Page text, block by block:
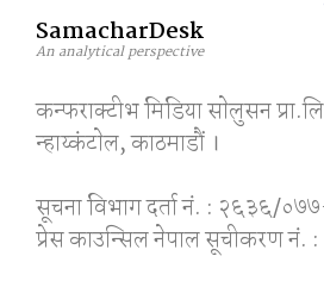
SamacharDesk
An analytical perspective
कन्फराक्टीभ मिडिया साेलुसन
न्हाय्कंटाेल, काठमाडाैं ।
सूचना विभाग दर्ता नं. : २६३६/
प्रेस काउन्सिल नेपाल सूचीकरण